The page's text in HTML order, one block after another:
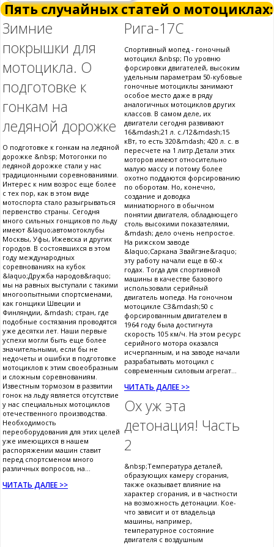
Пять случайных статей о мотоциклах:
Зимние
покрышки для
мотоцикла. О
подготовке к
гонкам на
ледяной дорожке
О подготовке к гонкам на ледяной
дорожке &nbsp; Мотогонки по
ледяной дорожке стали у нас
традиционными соревнованиями.
Интерес к ним возрос еще более
с тех пор, как в этом виде
мотоспорта стало разыгрываться
первенство страны. Сегодня
много сильных гонщиков по льду
имеют &laquo;автомотоклубы
Москвы, Уфы, Ижевска и других
городов. В состоявшихся в этом
году международных
соревнованиях на кубок
&laquo;Дружба народов&raquo;
мы на равных выступали с такими
многоопытными спортсменами,
как гонщики Швеции и
Финляндии, &mdash; стран, где
подобные состязания проводятся
уже десятки лет. Наши первые
успехи могли быть еще более
значительными, если бы не
недочеты и ошибки в подготовке
мотоциклов к этим своеобразным
и сложным соревнованиям.
Известным тормозом в развитии
гонок на льду является отсутствие
у нас специальных мотоциклов
отечественного производства.
Необходимость
переоборудования для этих целей
уже имеющихся в нашем
распоряжении машин ставит
перед спортсменом много
различных вопросов, на...
ЧИТАТЬ ДАЛЕЕ >>
Рига-17С
Спортивный мопед - гоночный
мотоцикл &nbsp; По уровню
форсировки двигателей, высоким
удельным параметрам 50-кубовые
гоночные мотоциклы занимают
особое место даже в ряду
аналогичных мотоциклов других
классов. В самом деле, их
двигатели сегодня развивают
16&mdash;21 л. с./12&mdash;15
кВт, то есть 320&mdash; 420 л. с. в
пересчете на 1 литр.Детали этих
моторов имеют относительно
малую массу и потому более
охотно поддаются форсированию
по оборотам. Но, конечно,
создание и доводка
миниатюрного в обычном
понятии двигателя, обладающего
столь высокими показателями,
&mdash; дело очень непростое.
На рижском заводе
&laquo;Саркана Звайгзне&raquo;
эту работу начали еще в 60-х
годах. Тогда для спортивной
машины в качестве базового
использовали серийный
двигатель мопеда. На гоночном
мотоцикле СЗ&mdash;50 с
форсированным двигателем в
1964 году была достигнута
скорость 105 км/ч. На этом ресурс
серийного мотора оказался
исчерпанным, и на заводе начали
разрабатывать мотоцикл с
современным силовым агрегат...
ЧИТАТЬ ДАЛЕЕ >>
Ох уж эта
детонация! Часть
2
&nbsp;Температура деталей,
образующих камеру сгорания,
также оказывает влияние на
характер сгорания, и в частности
на возможность детонации. Кое-
что зависит и от владельца
машины, например,
температурное состояние
двигателя с воздушным